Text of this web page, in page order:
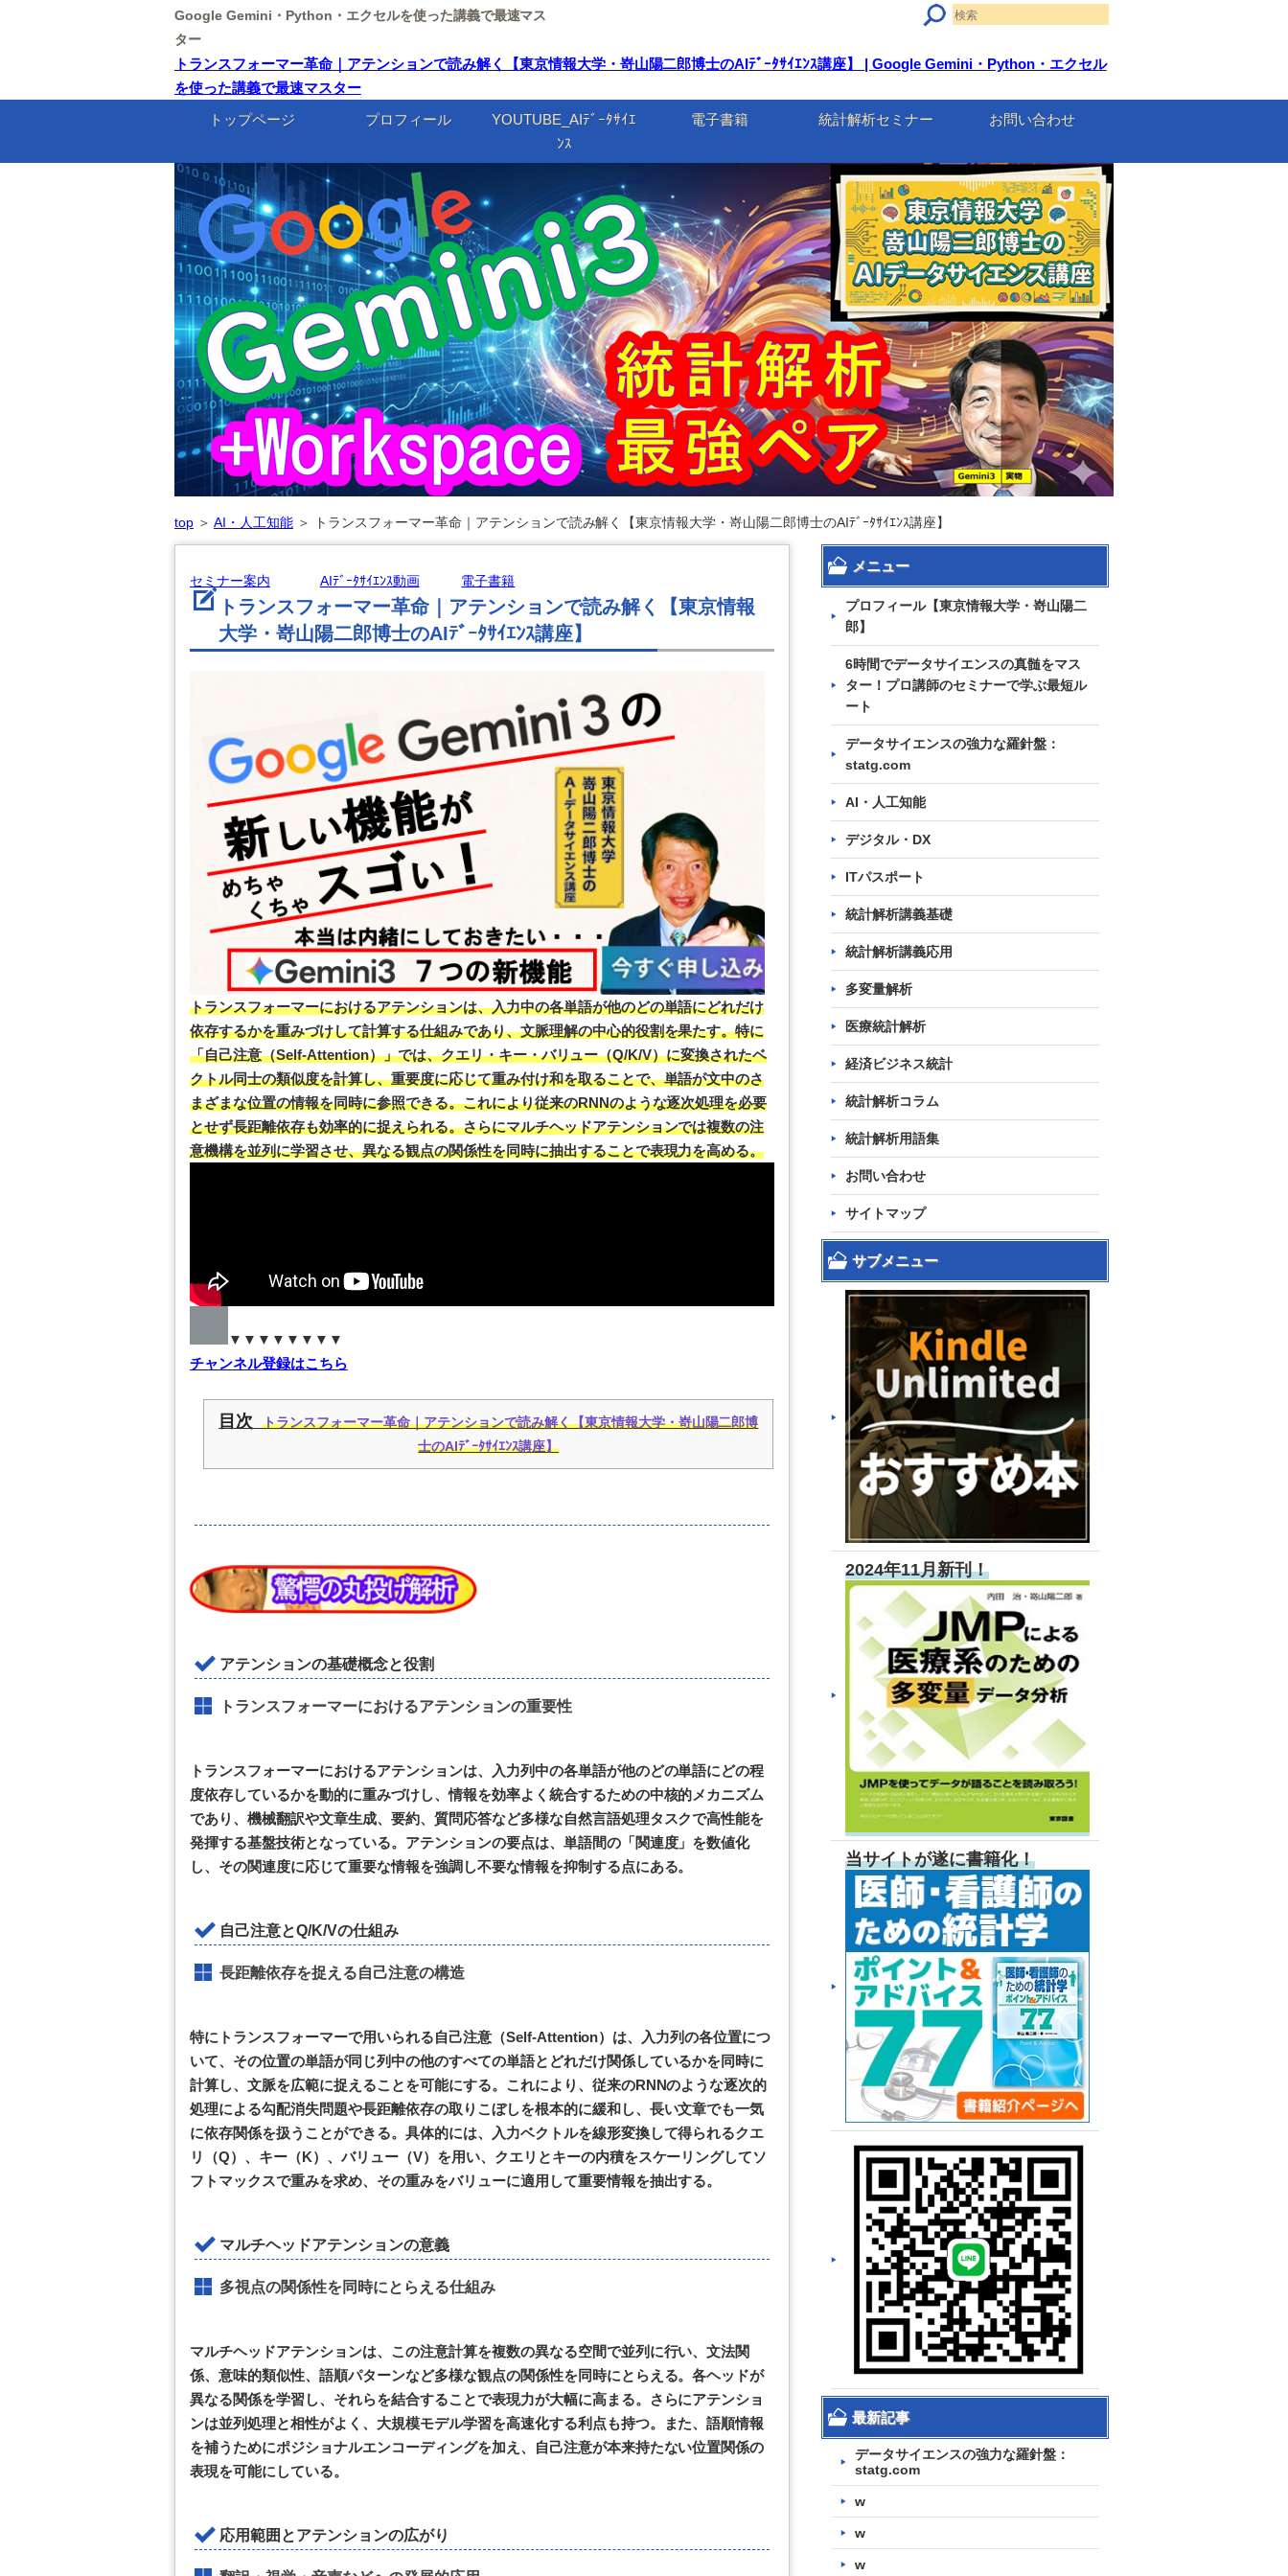
Google Gemini・Python・エクセルを使った講義で最速マス
ター
トランスフォーマー革命｜アテンションで読み解く【東京情報大学・嵜山陽二郎博士のAIﾃﾞｰﾀｻｲｴﾝｽ講座】 | Google Gemini・Python・エクセル
を使った講義で最速マスター
トップページ
プロフィール
YOUTUBE_AIﾃﾞｰﾀｻｲｴ
ﾝｽ
電子書籍 統計解析セミナー お問い合わせ
top＞ AI・人工知能＞ トランスフォーマー革命｜アテンションで読み解く【東京情報大学・嵜山陽二郎博士のAIﾃﾞｰﾀｻｲｴﾝｽ講座】
セミナー案内 AIﾃﾞｰﾀｻｲｴﾝｽ動画 電子書籍
トランスフォーマー革命｜アテンションで読み解く【東京情報
大学・嵜山陽二郎博士のAIﾃﾞｰﾀｻｲｴﾝｽ講座】
トランスフォーマーにおけるアテンションは、入力中の各単語が他のどの単語にどれだけ
依存するかを重みづけして計算する仕組みであり、文脈理解の中心的役割を果たす。特に
「自己注意（Self-Attention）」では、クエリ・キー・バリュー（Q/K/V）に変換されたベ
クトル同士の類似度を計算し、重要度に応じて重み付け和を取ることで、単語が文中のさ
まざまな位置の情報を同時に参照できる。これにより従来のRNNのような逐次処理を必要
とせず長距離依存も効率的に捉えられる。さらにマルチヘッドアテンションでは複数の注
意機構を並列に学習させ、異なる観点の関係性を同時に抽出することで表現力を高める。
▼▼▼▼▼▼▼▼
チャンネル登録はこちら
目次
トランスフォーマー革命｜アテンションで読み解く【東京情報大学・嵜山陽二郎博
士のAIﾃﾞｰﾀｻｲｴﾝｽ講座】
アテンションの基礎概念と役割
トランスフォーマーにおけるアテンションの重要性
トランスフォーマーにおけるアテンションは、入力列中の各単語が他のどの単語にどの程
度依存しているかを動的に重みづけし、情報を効率よく統合するための中核的メカニズム
であり、機械翻訳や文章生成、要約、質問応答など多様な自然言語処理タスクで高性能を
発揮する基盤技術となっている。アテンションの要点は、単語間の「関連度」を数値化
し、その関連度に応じて重要な情報を強調し不要な情報を抑制する点にある。
自己注意とQ/K/Vの仕組み
長距離依存を捉える自己注意の構造
特にトランスフォーマーで用いられる自己注意（Self-Attention）は、入力列の各位置につ
いて、その位置の単語が同じ列中の他のすべての単語とどれだけ関係しているかを同時に
計算し、文脈を広範に捉えることを可能にする。これにより、従来のRNNのような逐次的
処理による勾配消失問題や長距離依存の取りこぼしを根本的に緩和し、長い文章でも一気
に依存関係を扱うことができる。具体的には、入力ベクトルを線形変換して得られるクエ
リ（Q）、キー（K）、バリュー（V）を用い、クエリとキーの内積をスケーリングしてソ
フトマックスで重みを求め、その重みをバリューに適用して重要情報を抽出する。
マルチヘッドアテンションの意義
多視点の関係性を同時にとらえる仕組み
マルチヘッドアテンションは、この注意計算を複数の異なる空間で並列に行い、文法関
係、意味的類似性、語順パターンなど多様な観点の関係性を同時にとらえる。各ヘッドが
異なる関係を学習し、それらを結合することで表現力が大幅に高まる。さらにアテンショ
ンは並列処理と相性がよく、大規模モデル学習を高速化する利点も持つ。また、語順情報
を補うためにポジショナルエンコーディングを加え、自己注意が本来持たない位置関係の
表現を可能にしている。
応用範囲とアテンションの広がり
メニュー
プロフィール【東京情報大学・嵜山陽二
郎】
6時間でデータサイエンスの真髄をマス
ター！プロ講師のセミナーで学ぶ最短ル
ート
データサイエンスの強力な羅針盤：
statg.com
AI・人工知能
デジタル・DX
ITパスポート
統計解析講義基礎
統計解析講義応用
多変量解析
医療統計解析
経済ビジネス統計
統計解析コラム
統計解析用語集
お問い合わせ
サイトマップ
サブメニュー
2024年11月新刊！
当サイトが遂に書籍化！
最新記事
データサイエンスの強力な羅針盤：
statg.com
w
w
w